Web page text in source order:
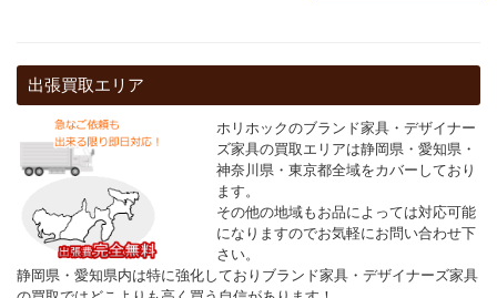
出張買取エリア
ホリホックのブランド家具・デザイナー
ズ家具の買取エリアは静岡県・愛知県・
神奈川県・東京都全域をカバーしており
ます。
その他の地域もお品によっては対応可能
になりますのでお気軽にお問い合わせ下
さい。
静岡県・愛知県内は特に強化しておりブランド家具・デザイナーズ家具